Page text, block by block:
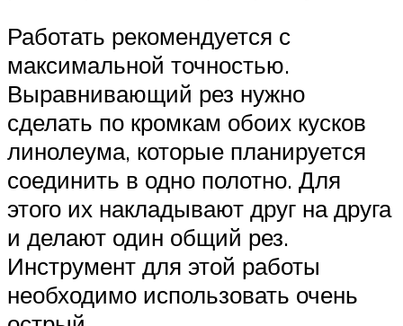
Работать рекомендуется с
максимальной точностью.
Выравнивающий рез нужно
сделать по кромкам обоих кусков
линолеума, которые планируется
соединить в одно полотно. Для
этого их накладывают друг на друга
и делают один общий рез.
Инструмент для этой работы
необходимо использовать очень